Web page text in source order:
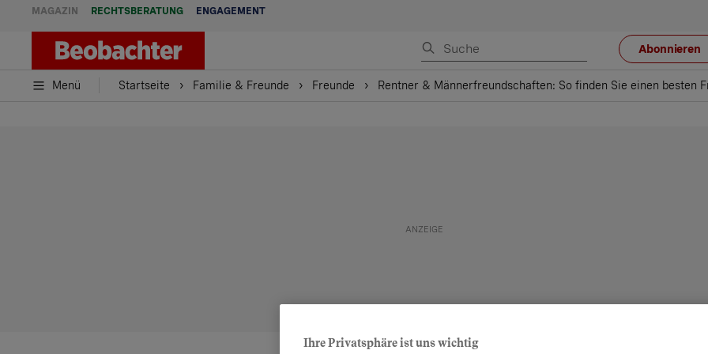
MAGAZIN RECHTSBERATUNG ENGAGEMENT
Abonnieren
Menü Startseite Familie & Freunde Freunde Rentner & Männerfreundschaften: So finden Sie einen besten
Ihre Privatsphäre ist uns wichtig